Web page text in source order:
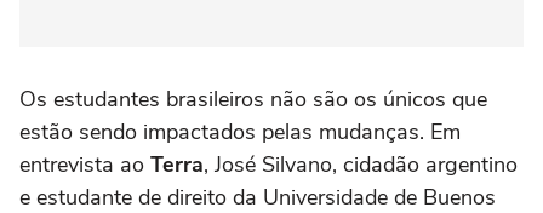
Os estudantes brasileiros não são os únicos que
estão sendo impactados pelas mudanças. Em
entrevista ao Terra, José Silvano, cidadão argentino
e estudante de direito da Universidade de Buenos